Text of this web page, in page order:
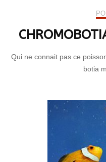
Qui ne connait pas ce
botia